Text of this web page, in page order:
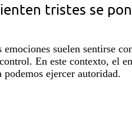
tristes se
suelen sentirse
En este contexto, el
ejercer autoridad.